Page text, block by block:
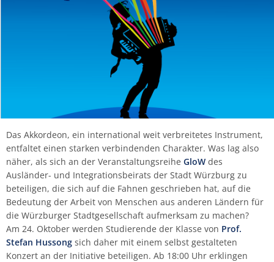
Das Akkordeon, ein international weit verbreitetes Instrument,
entfaltet einen starken verbindenden Charakter. Was lag also
näher, als sich an der Veranstaltungsreihe GloW des
Ausländer- und Integrationsbeirats der Stadt Würzburg zu
beteiligen, die sich auf die Fahnen geschrieben hat, auf die
Bedeutung der Arbeit von Menschen aus anderen Ländern für
die Würzburger Stadtgesellschaft aufmerksam zu machen?
Am 24. Oktober werden Studierende der Klasse von Prof.
Stefan Hussong sich daher mit einem selbst gestalteten
Konzert an der Initiative beteiligen. Ab 18:00 Uhr erklingen
Kirchenmusik (ev./kath.)
Musiktheorie
Orchesterinstrumente
Trompete
Tuba
Viola
Violine
Violoncello
Orgel
Komposition
Komposition mit neuen Medien
Klavier
Künstlerisch-pädagogische
Masterstudiengänge
Liedgestaltung
Vorbereitungskurse des Tonkünstlerverbands
Vorbereitungstutorium Musiktheorie der HfM
Hochschulsinfonieorchester
Opernschule
Schulmusikchor
Schulmusikorchester
FAQ ausländische Studierende
Weitere Veranstaltungen
Verband Bayerischer Sing- und Musikschulen
Virtuelle Hochschule Bayern (vhb)
Hildegard Poschet
Burkhard Schmidt
Irmtraut Schmidt
Rosemarie Schneider
Ilse Singer
Transferbeaufragte
Vertrauensteam
Wissenschaftliche Praxis
Beratungs- und Meldeformular
Fachgruppe Historische Instrumente
Fachgruppe Jazz | Rock | Pop
Fachgruppe Kammermusik | Korrepetition
Fachgruppe Orgel | Kirchenmusik
Fachgruppe Percussion (klassisch)
Fachgruppe Komposition/Musiktheorie
Fachgruppe Instrumental-/Vokalpädagogik |
EMP
Referentin für Prozessmanagement
KHB-Kooperationsstellen
Zentrale Dienste
Exkursionen
Hochschulkleidung